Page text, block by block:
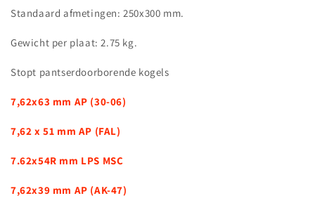
​Standaard afmetingen: 250x300 mm.
Gewicht per plaat: 2.75 kg.
Stopt pantserdoorborende kogels
7,62x63 mm AP (30-06)
7,62 x 51 mm AP (FAL)
7.62x54R mm LPS MSC
7,62x39 mm AP (AK-47)